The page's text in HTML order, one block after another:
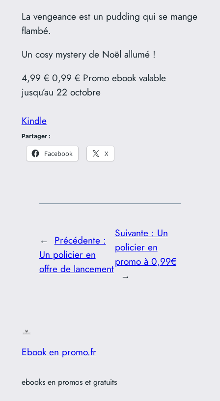
La vengeance est un pudding qui se mange
flambé.
Un cosy mystery de Noël allumé !
4,99 €0,99 € Promo ebook valable
jusqu’au 22 octobre
Kindle
Partager :
Facebook X
← Précédente :
Un policier en
offre de lancement
Suivante : Un
policier en
promo à 0,99€
→
Ebook en promo.fr
ebooks en promos et gratuits